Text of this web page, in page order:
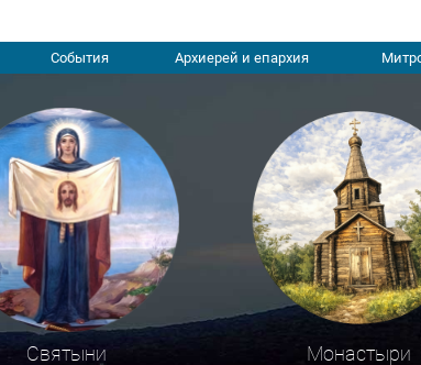
События Архиерей и епархия
Святыни Монастыри